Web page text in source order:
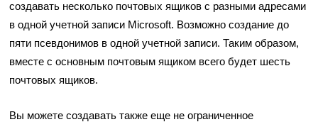
создавать несколько почтовых ящиков с разными адресами
в одной учетной записи Microsoft. Возможно создание до
пяти псевдонимов в одной учетной записи. Таким образом,
вместе с основным почтовым ящиком всего будет шесть
почтовых ящиков.
Вы можете создавать также еще не ограниченное